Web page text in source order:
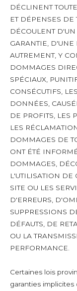
DÉCLINENT
ET DÉPENSES DE
DÉCOULENT
GARANTIE, D'UNE
AUTREMENT, Y
DOMMAGES
SPÉCIAUX,
CONSÉCUTIFS,
DONNÉES,
DE PROFITS, LES
LES
DOMMAGES DE
ONT ÉTÉ
DOMMAGES,
L'UTILISATION DE
SITE OU LES
D'ERREURS,
SUPPRESSIONS
DÉFAUTS, DE
OU LA
PERFORMANCE.
Certaines lois
garanties